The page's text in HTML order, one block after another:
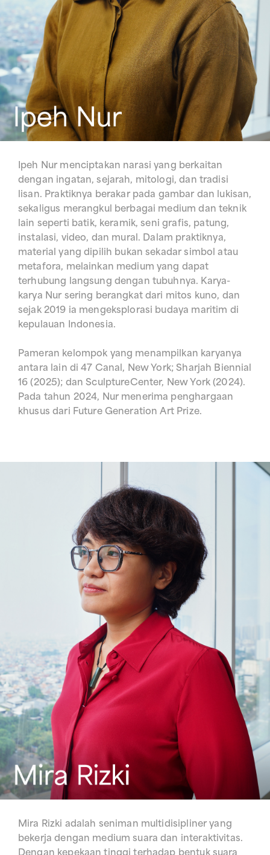
Ipeh Nur menciptakan narasi yang berkaitan
dengan ingatan, sejarah, mitologi, dan tradisi
lisan. Praktiknya berakar pada gambar dan lukisan,
sekaligus merangkul berbagai medium dan teknik
lain seperti batik, keramik, seni grafis, patung,
instalasi, video, dan mural. Dalam praktiknya,
material yang dipilih bukan sekadar simbol atau
metafora, melainkan medium yang dapat
terhubung langsung dengan tubuhnya. Karya-
karya Nur sering berangkat dari mitos kuno, dan
sejak 2019 ia mengeksplorasi budaya maritim di
kepulauan Indonesia.
Pameran kelompok yang menampilkan karyanya
antara lain di 47 Canal, New York; Sharjah Biennial
16 (2025); dan SculptureCenter, New York (2024).
Pada tahun 2024, Nur menerima penghargaan
khusus dari Future Generation Art Prize.
Mira Rizki adalah seniman multidisipliner yang
bekerja dengan medium suara dan interaktivitas.